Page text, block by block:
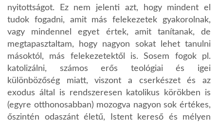
nyitottságot. Ez nem jelenti azt, hogy mindent el
tudok fogadni, amit más felekezetek gyakorolnak,
vagy mindennel egyet értek, amit tanítanak, de
megtapasztaltam, hogy nagyon sokat lehet tanulni
másoktól, más felekezetektől is. Sosem fogok pl.
katolizálni, számos erős teológiai és igei
különbözőség miatt, viszont a cserkészet és az
exodus által is rendszeresen katolikus körökben is
(egyre otthonosabban) mozogva nagyon sok értékes,
őszintén odaszánt életű, Istent kereső és mélyen